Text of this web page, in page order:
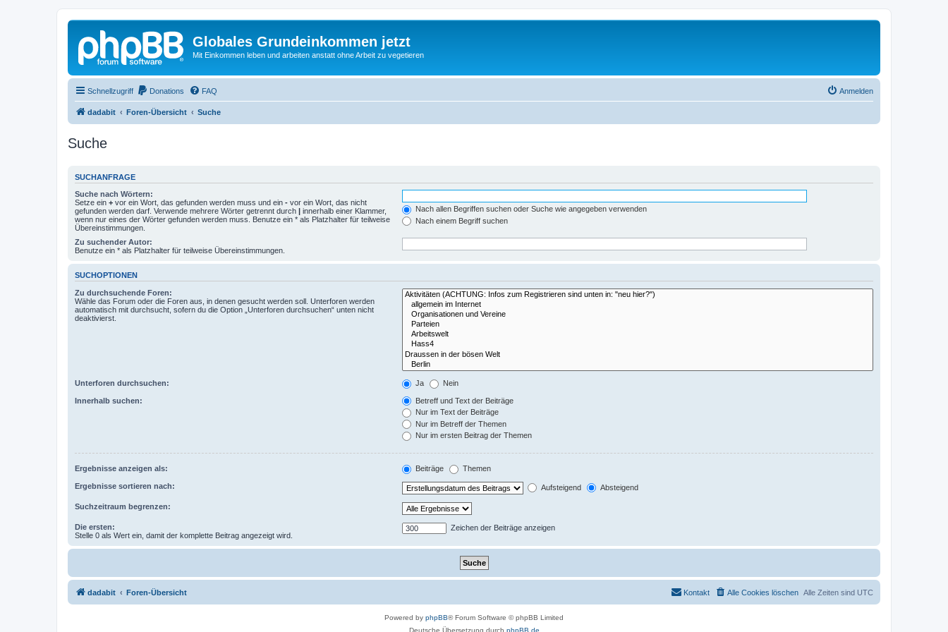
Globales Grundeinkommen jetzt
Mit Einkommen leben und arbeiten anstatt ohne Arbeit zu vegetieren
Schnellzugriff Donations FAQ Anmelden
dadabit Foren-Übersicht Suche
Suche
SUCHANFRAGE
Suche nach Wörtern:
Setze ein + vor ein Wort, das gefunden werden muss und ein - vor ein Wort, das nicht
gefunden werden darf. Verwende mehrere Wörter getrennt durch | innerhalb einer Klammer,
wenn nur eines der Wörter gefunden werden muss. Benutze ein * als Platzhalter für teilweise
Übereinstimmungen.
Nach allen Begriffen suchen oder Suche wie angegeben verwenden
Nach einem Begriff suchen
Zu suchender Autor:
Benutze ein * als Platzhalter für teilweise Übereinstimmungen.
SUCHOPTIONEN
Zu durchsuchende Foren:
Wähle das Forum oder die Foren aus, in denen gesucht werden soll. Unterforen werden
automatisch mit durchsucht, sofern du die Option „Unterforen durchsuchen“ unten nicht
deaktivierst.
Unterforen durchsuchen: Ja Nein
Innerhalb suchen:
Betreff und Text der Beiträge
Nur im Text der Beiträge
Nur im Betreff der Themen
Nur im ersten Beitrag der Themen
Ergebnisse anzeigen als: Beiträge Themen
Ergebnisse sortieren nach: Aufsteigend Absteigend
Suchzeitraum begrenzen:
Die ersten:
Stelle 0 als Wert ein, damit der komplette Beitrag angezeigt wird.
Zeichen der Beiträge anzeigen
dadabit Foren-Übersicht Alle Zeiten sind UTC
Alle Cookies löschen
Kontakt
Powered by phpBB® Forum Software © phpBB Limited
Deutsche Übersetzung durch phpBB.de